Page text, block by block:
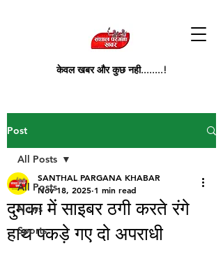
केवल खबर और कुछ नही........!
Post
All Posts
News
Sports
All Posts
दुमका में साइबर ठगी करते रंगे
हाथ पकड़े गए दो अपराधी
SANTHAL PARGANA KHABAR
Nov 18, 2025 1 min read